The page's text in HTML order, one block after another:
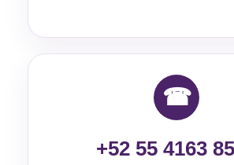
☎
+52 55 4163